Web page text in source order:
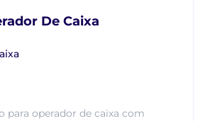
De Caixa
para operador de caixa com